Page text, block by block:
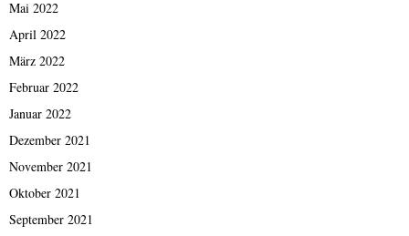
Mai 2022
April 2022
März 2022
Februar 2022
Januar 2022
Dezember 2021
November 2021
Oktober 2021
September 2021